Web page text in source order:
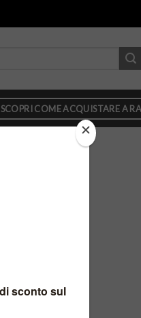
SCOPRI COME ACQUISTARE A